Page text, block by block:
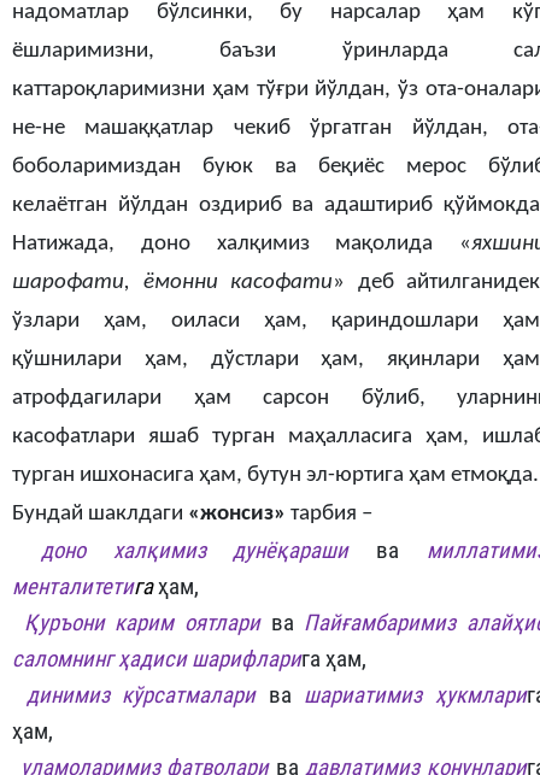
надоматлар бўлсинки, бу нарсалар ҳам
ёшларимизни, баъзи ўринларда
каттароқларимизни ҳам тўғри йўлдан, ўз ота-
не-не машаққатлар чекиб ўргатган йўлдан,
боболаримиздан буюк ва беқиёс мерос
келаётган йўлдан оздириб ва адаштириб
Натижада, доно халқимиз мақолида «
шарофати, ёмонни касофати» деб
ўзлари ҳам, оиласи ҳам, қариндошлари
қўшнилари ҳам, дўстлари ҳам, яқинлари
атрофдагилари ҳам сарсон бўлиб,
касофатлари яшаб турган маҳалласига ҳам,
турган ишхонасига ҳам, бутун эл-юртига ҳам етмоқда.
Бундай шаклдаги «жонсиз» тарбия –
донохалқимиз дунёқараши ва
менталитетигаҳам,
Қуръони карим оятлари ва Пайғамбаримиз
саломнинг ҳадиси шарифларига ҳам,
динимиз кўрсатмаларива шариатимиз ҳукмлари
ҳам,
уламоларимиз фатволаривадавлатимиз қонунлари